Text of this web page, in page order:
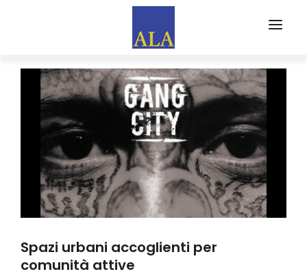
CHI SIAMO
PARTNERS
EVENTI
FORMAALA FORMAZIONE
WEB MAGAZINE
RASSEGNA STAMPA
Spazi urbani accoglienti per
comunità attive